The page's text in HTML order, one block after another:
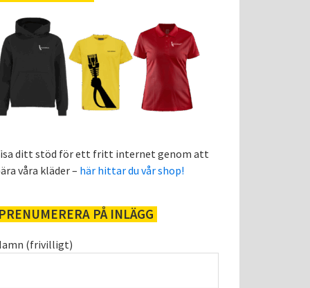
ditt stöd för ett fritt internet genom att
våra kläder – här hittar du vår shop!
PRENUMERERA PÅ INLÄGG
(frivilligt)